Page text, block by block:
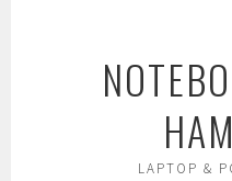
LAPTOP &